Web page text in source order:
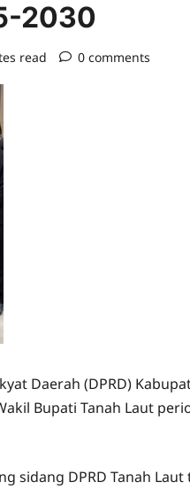
2030
read 0 comments
Daerah (DPRD)
Bupati Tanah Laut
sidang DPRD Tanah